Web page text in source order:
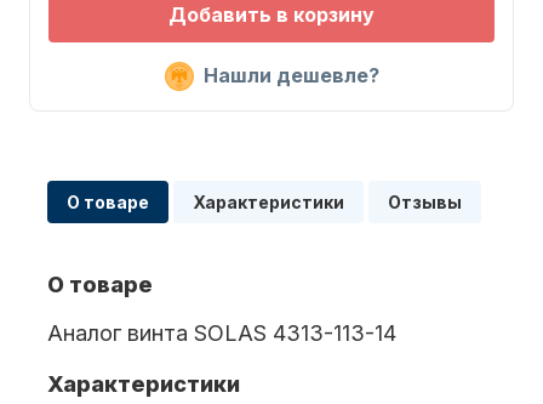
Винты
Добавить в корзину
Нашли дешевле?
О товаре Характеристики Отзывы
О товаре
Аналог винта SOLAS 4313-113-14
Характеристики